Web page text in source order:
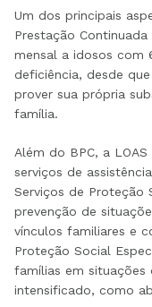
Um dos principais
Prestação
mensal a idosos com
deficiência, desde
prover sua própria
família.
Além do BPC, a
serviços de
Serviços de Proteção
prevenção de
vínculos familiares e
Proteção Social
famílias em situações
intensificado, como